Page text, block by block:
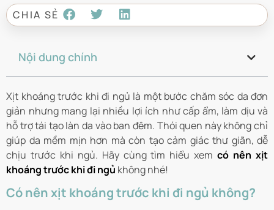
CHIA SẺ
Nội dung chính
Xịt khoáng trước khi đi ngủ là một bước chăm sóc da đơn
giản nhưng mang lại nhiều lợi ích như cấp ẩm, làm dịu và
hỗ trợ tái tạo làn da vào ban đêm. Thói quen này không chỉ
giúp da mềm mịn hơn mà còn tạo cảm giác thư giãn, dễ
chịu trước khi ngủ. Hãy cùng tìm hiểu xemcó nên xịt
khoáng trước khi đi ngủ không nhé!
Có nên xịt khoáng trước khi đi ngủ không?